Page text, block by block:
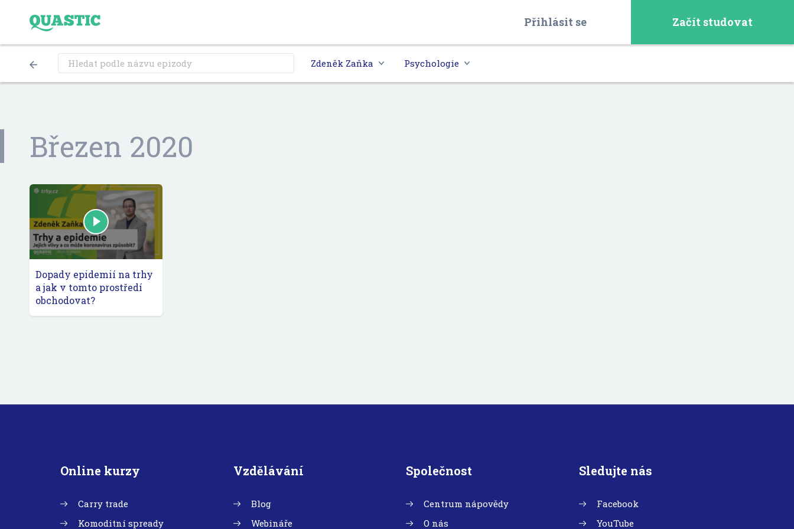
Přihlásit se Začít studovat
Hledat
podle
názvu
Zdeněk Zaňka Psychologie
Březen 2020
Dopady epidemií na trhy
a jak v tomto prostředí
obchodovat?
Online kurzy
Carry trade
Komoditní spready
Vzdělávání
Blog
Webináře
Společnost
Centrum nápovědy
O nás
Sledujte nás
Facebook
YouTube